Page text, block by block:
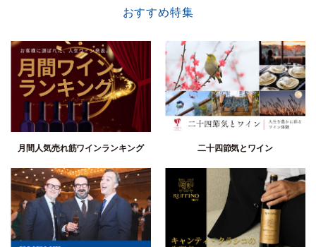
おすすめ特集
月間人気売れ筋ワインランキング 二十四節気とワイン